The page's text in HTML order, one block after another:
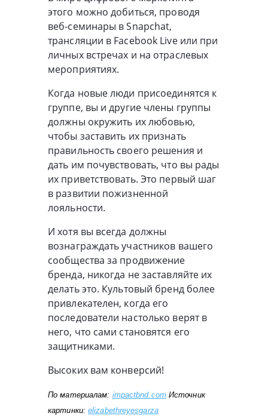
этого можно добиться, проводя
веб-семинары в Snapchat,
трансляции в Facebook Live или при
личных встречах и на отраслевых
мероприятиях.
Когда новые люди присоединятся к
группе, вы и другие члены группы
должны окружить их любовью,
чтобы заставить их признать
правильность своего решения и
дать им почувствовать, что вы рады
их приветствовать. Это первый шаг
в развитии пожизненной
лояльности.
И хотя вы всегда должны
вознаграждать участников вашего
сообщества за продвижение
бренда, никогда не заставляйте их
делать это. Культовый бренд более
привлекателен, когда его
последователи настолько верят в
него, что сами становятся его
защитниками.
Высоких вам конверсий!
По материалам: impactbnd.com Источник
картинки: elizabethreyesgarza